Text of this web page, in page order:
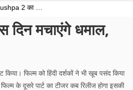
मचाएंगे धमाल,
फिल्म को हिंदी दर्शकों ने भी खूब पसंद किया
के दूसरे पार्ट का टीजर कब रिलीज होगा इसकी